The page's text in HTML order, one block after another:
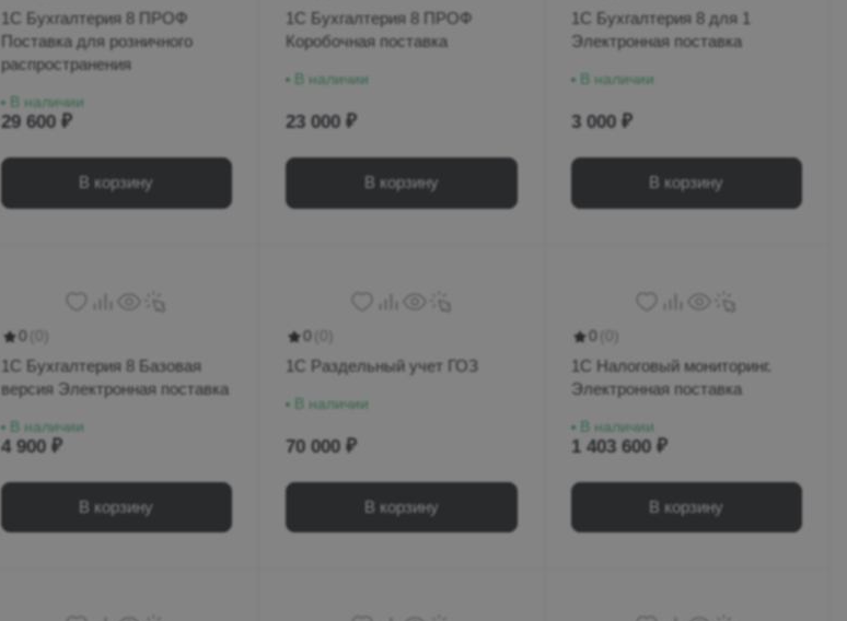
1С Бухгалтерия 8 ПРОФ
Поставка для розничного
распространения
В наличии
29 600 ₽
В корзину
1С Бухгалтерия 8 ПРОФ
Коробочная поставка
В наличии
23 000 ₽
В корзину
1С Бухгалтерия 8 для 1
Электронная поставка
В наличии
3 000 ₽
В корзину
0
1С Бухгалтерия 8 Базовая
версия Электронная поставка
В наличии
4 900 ₽
В корзину
0
1С Раздельный учет ГОЗ
В наличии
70 000 ₽
В корзину
0
1С Налоговый мониторинг.
Электронная поставка
В наличии
1 403 600 ₽
В корзину